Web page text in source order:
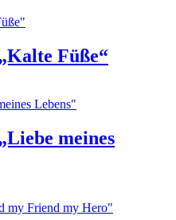
Füße“
meines